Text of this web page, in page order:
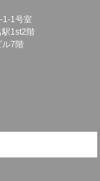
1-1号室
駅1st2階
ル7階